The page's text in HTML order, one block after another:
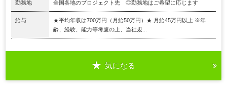
勤務地 全国各地のプロジェクト先 ◎勤務地はご希望に応じます
給与
★平均年収は700万円（月給50万円）★ 月給45万円以上 ※年
齢、経験、能力等考慮の上、当社規...
気になる